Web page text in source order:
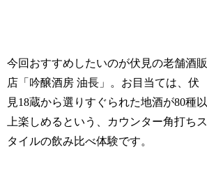
今回おすすめしたいのが伏見の老舗酒販
店「吟醸酒房 油長」。お目当ては、伏
見18蔵から選りすぐられた地酒が80種以
上楽しめるという、カウンター角打ちス
タイルの飲み比べ体験です。